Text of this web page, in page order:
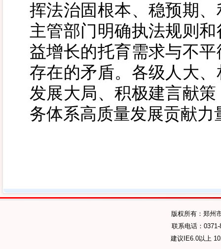
挥法治固根本、稳预期
主管部门明确执法规则
益增长的托育需求与不
存在的矛盾。各级人大
发展大局、积极建言献
务体系高质量发展贡献力
版权所有：郑州
联系电话：
建议IE6.0以上